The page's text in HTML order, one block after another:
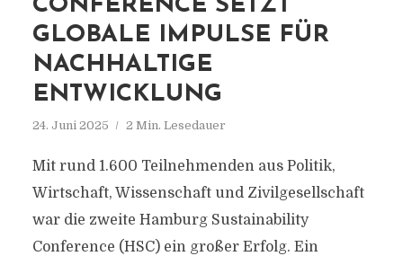
CONFERENCE SETZT
GLOBALE IMPULSE FÜR
NACHHALTIGE
ENTWICKLUNG
24. Juni 2025 2 Min. Lesedauer
Mit rund 1.600 Teilnehmenden aus Politik,
Wirtschaft, Wissenschaft und Zivilgesellschaft
war die zweite Hamburg Sustainability
Conference (HSC) ein großer Erfolg. Ein